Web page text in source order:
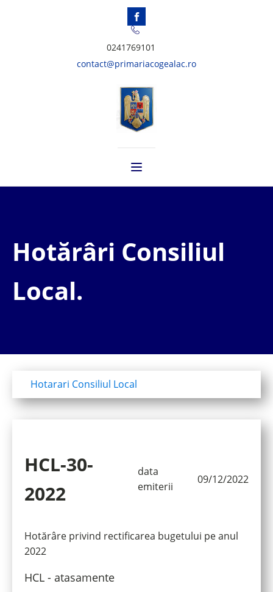
0241769101
contact@primariacogealac.ro
Hotărâri Consiliul
Local.
Hotarari Consiliul Local
HCL-30-
2022
data
emiterii
09/12/2022
Hotărâre privind rectificarea bugetului pe anul
2022
HCL - atasamente